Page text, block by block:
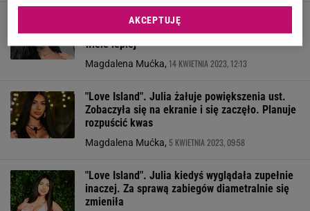
"Królowe życia". Anna Renusz już tak nie
wygląda. "Rozpuściła" usta. Fani są zgodni. "O
wiele lepiej"
Magdalena Mućka, 14 KWIETNIA 2023, 12:13
"Love Island". Julia żałuje powiększenia ust.
Zobaczyła się na ekranie i się zaczęło. Planuje
rozpuścić kwas
Magdalena Mućka, 5 KWIETNIA 2023, 09:58
"Love Island". Julia kiedyś wyglądała zupełnie
inaczej. Za sprawą zabiegów diametralnie się
zmieniła
AKCEPTUJĘ